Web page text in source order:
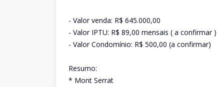
- Valor venda: R$ 645.000,00
- Valor IPTU: R$ 89,00 mensais ( a confirmar )
- Valor Condomínio: R$ 500,00 (a confirmar)
Resumo:
* Mont Serrat